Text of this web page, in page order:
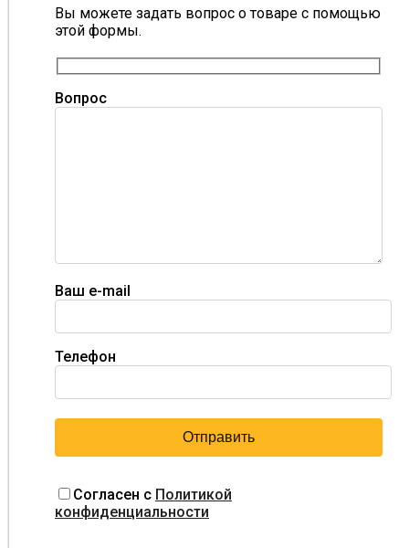
Вы можете задать вопрос о товаре с помощью
этой формы.
Вопрос
Ваш e-mail
Телефон
Согласен с Политикой
конфиденциальности